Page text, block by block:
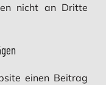
nicht an Dritte
einen Beitrag